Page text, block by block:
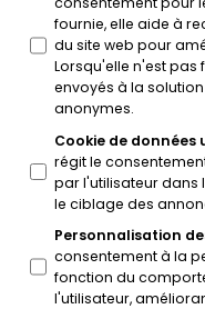
fournie, elle aide à
du site web pour
Lorsqu'elle n'est pas
envoyés à la
anonymes.
Cookie de
régit le
par l'utilisateur dans
le ciblage des
Personnalisation
consentement à la
fonction du
l'utilisateur,